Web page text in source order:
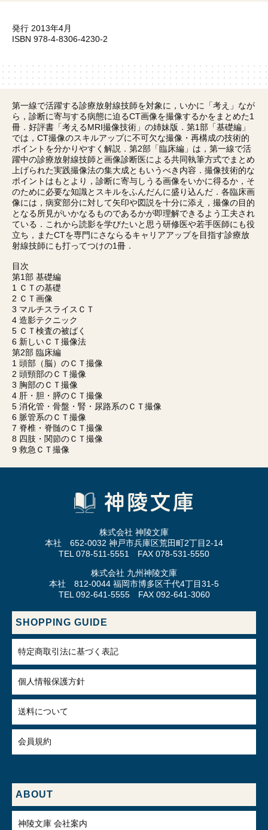
発行 2013年4月
ISBN 978-4-8306-4230-2
第一線で活躍する診療放射線技師を対象に，いかに「考え」なが
ら，診断に寄与する病態に迫るCT画像を撮像するかをまとめた1
冊．好評書「考えるMRI撮像技術」の姉妹版．第1部「基礎編」
では，CT撮像のスキルアップに不可欠な撮像・再構成の技術的
ポイントを分かりやすく解説．第2部「臨床編」は，第一線で活
躍中の診療放射線技師と画像診断医による共同執筆方式でまとめ
上げられた実践撮像法の集大成ともいうべき内容．撮像技術的な
ポイントはもとより，診断に寄与しうる画像をいかに得るか，そ
のために必要な知識とスキルをふんだんに盛り込んだ．各臨床画
像には，病変部分に対して矢印や図説を十分に添え，撮像の目的
となる所見がいかなるものであるかが即理解できるよう工夫され
ている．これから読影を学びたいと思う研修医や若手医師にも役
立ち，またCTを専門にさならるキャリアアップを目指す診療放
射線技師にも打ってつけの1冊．
目次
第1部 基礎編
1 ＣＴの基礎
2 ＣＴ画像
3 マルチスライスＣＴ
4 造影テクニック
5 ＣＴ検査の被ばく
6 新しいＣＴ撮像法
第2部 臨床編
1 頭部（脳）のＣＴ撮像
2 頭頸部のＣＴ撮像
3 胸部のＣＴ撮像
4 肝・胆・膵のＣＴ撮像
5 消化管・骨盤・腎・尿路系のＣＴ撮像
6 脈管系のＣＴ撮像
7 脊椎・脊髄のＣＴ撮像
8 四肢・関節のＣＴ撮像
9 救急ＣＴ撮像
株式会社 神陵文庫
本社 652-0032 神戸市兵庫区荒田町2丁目2-14
TEL 078-511-5551 FAX 078-531-5550
株式会社 九州神陵文庫
本社 812-0044 福岡市博多区千代4丁目31-5
TEL 092-641-5555 FAX 092-641-3060
SHOPPING GUIDE
特定商取引法に基づく表記
個人情報保護方針
送料について
会員規約
ABOUT
神陵文庫 会社案内